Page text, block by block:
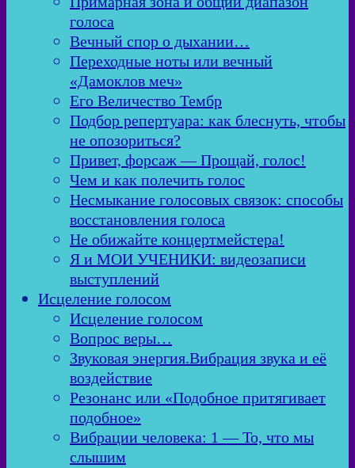
голоса
Вечный спор о дыхании…
Переходные ноты или вечный
«Дамоклов меч»
Его Величество Тембр
Подбор репертуара: как блеснуть, чтобы
не опозориться?
Привет, форсаж — Прощай, голос!
Чем и как полечить голос
Несмыкание голосовых связок: способы
восстановления голоса
Не обижайте концертмейстера!
Я и МОИ УЧЕНИКИ: видеозаписи
выступлений
Исцеление голосом
Исцеление голосом
Вопрос веры…
Звуковая энергия.Вибрация звука и её
воздействие
Резонанс или «Подобное притягивает
подобное»
Вибрации человека: 1 — То, что мы
слышим